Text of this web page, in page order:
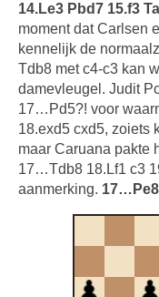
14.Le3 Pbd7 15.f3
moment dat Carlsen
kennelijk de
Tdb8 met c4-c3 kan
damevleugel. Judit
17…Pd5?! voor
18.exd5 cxd5, zoiets
maar Caruana pakte
17…Tdb8 18.Lf1 c3
aanmerking. 17…Pe8